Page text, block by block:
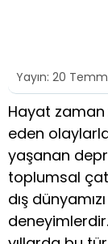
Yayın: 20
Hayat
eden
yaşanan
toplumsal
dış